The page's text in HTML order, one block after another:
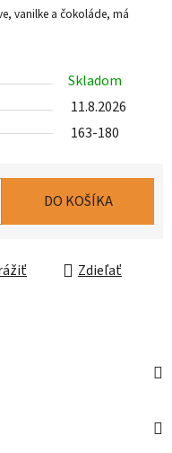
vanilke a čokoláde, má
Skladom
11.8.2026
163-180
DO KOŠÍKA
Zdieľať